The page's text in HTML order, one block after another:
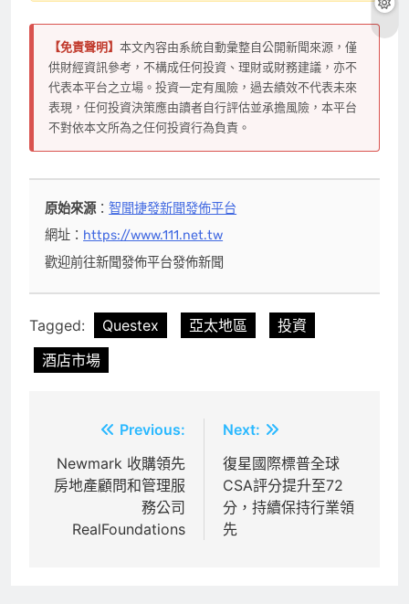
【免責聲明】 本文內容由系統自動彙整自公開新聞來源，僅
供財經資訊參考，不構成任何投資、理財或財務建議，亦不
代表本平台之立場。投資一定有風險，過去績效不代表未來
表現，任何投資決策應由讀者自行評估並承擔風險，本平台
不對依本文所為之任何投資行為負責。
原始來源：智聞捷發新聞發佈平台
網址： https://www.111.net.tw
歡迎前往新聞發佈平台發佈新聞
Tagged: Questex 亞太地區
投資
酒店市場
章
導
Previous:
Newmark 收購領先
房地產顧問和管理服
務公司
RealFoundations
Next:
復星國際標普全球
CSA評分提升至72
分，持續保持行業領
先